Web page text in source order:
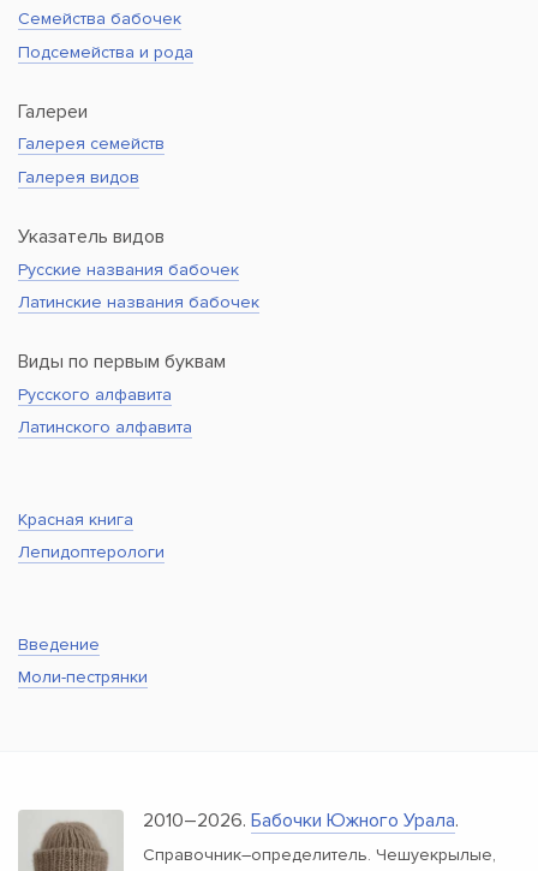
Семейства бабочек
Подсемейства и рода
Галереи
Галерея семейств
Галерея видов
Указатель видов
Русские названия бабочек
Латинские названия бабочек
Виды по первым буквам
Русского алфавита
Латинского алфавита
Красная книга
Лепидоптерологи
Введение
Моли-пестрянки
2010–2026. Бабочки Южного Урала.
Справочник–определитель. Чешуекрылые,